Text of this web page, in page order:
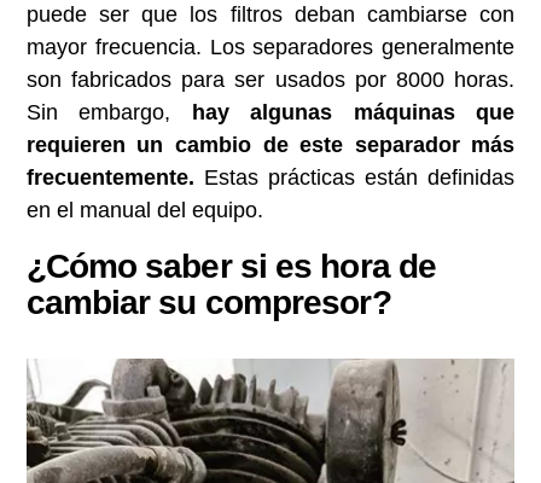
puede ser que los filtros deban cambiarse con
mayor frecuencia. Los separadores generalmente
son fabricados para ser usados por 8000 horas.
Sin embargo, hay algunas máquinas que
requieren un cambio de este separador más
frecuentemente. Estas prácticas están definidas
en el manual del equipo.
¿Cómo saber si es hora de
cambiar su compresor?